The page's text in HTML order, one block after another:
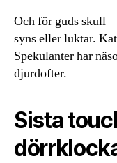
Och för guds skull
syns eller luktar.
Spekulanter har
djurdofter.
Sista